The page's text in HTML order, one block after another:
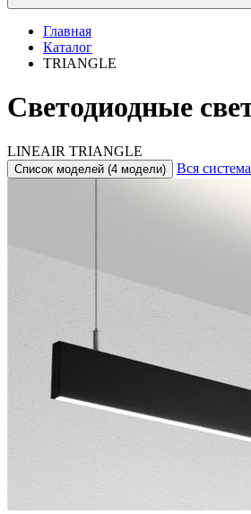
Главная
Каталог
TRIANGLE
Светодиодные
LINEAIR TRIANGLE
Список моделей (4 модели) Вся система